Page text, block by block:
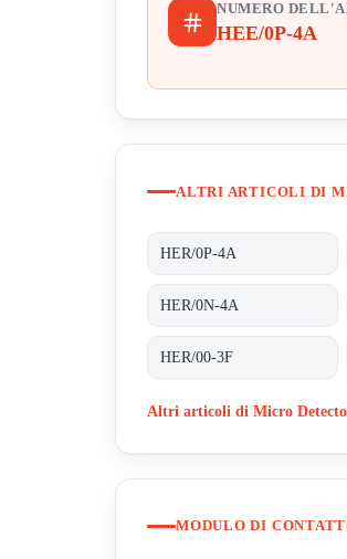
NUMERO
HEE/0P-4A
ALTRI ARTICOLI DI
HER/0P-4A
HER/0N-4A
HER/00-3F
Altri articoli di Micro
MODULO DI